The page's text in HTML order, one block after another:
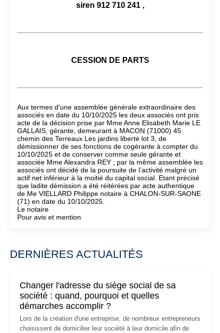
siren 912 710 241 ,
CESSION DE PARTS
Aux termes d'une assemblée générale extraordinaire des
associés en date du 10/10/2025 les deux associés ont pris
acte de la décision prise par Mme Anne Elisabeth Marie LE
GALLAIS, gérante, demeurant à MACON (71000) 45
chemin des Terreaux Les jardins liberté lot 3, de
démissionner de ses fonctions de cogérante à compter du
10/10/2025 et de conserver comme seule gérante et
associée Mme Alexandra REY ; par la même assemblée les
associés ont décidé de la poursuite de l’activité malgré un
actif net inférieur à la moitié du capital social. Etant précisé
que ladite démission a été réitérées par acte authentique
de Me VIELLARD Philippe notaire à CHALON-SUR-SAONE
(71) en date du 10/10/2025.
Le notaire
Pour avis et mention
DERNIÈRES ACTUALITÉS
Changer l'adresse du siège social de sa
société : quand, pourquoi et quelles
démarches accomplir ?
Lors de la création d'une entreprise, de nombreux entrepreneurs
choisissent de domicilier leur société à leur domicile afin de